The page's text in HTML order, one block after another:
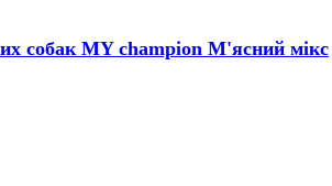
собак MY champion М'ясний мікс